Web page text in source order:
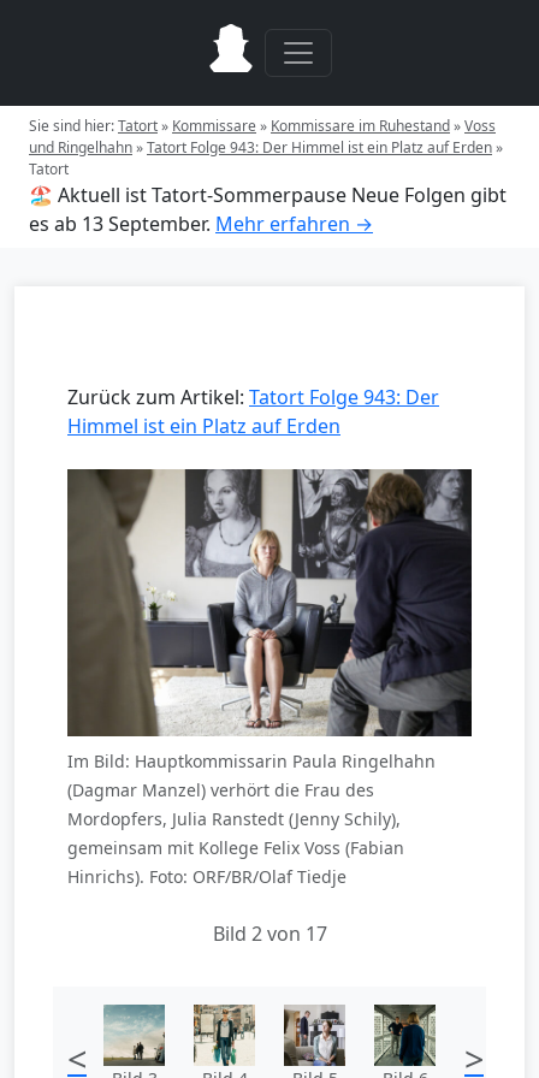
Sie sind hier:Tatort» Kommissare» Kommissare im Ruhestand»Voss
und Ringelhahn»Tatort Folge 943: Der Himmel ist ein Platz auf Erden»
Tatort
🏖️ Aktuell ist Tatort-Sommerpause Neue Folgen gibt
es ab 13 September. Mehr erfahren →
Zurück zum Artikel: Tatort Folge 943: Der
Himmel ist ein Platz auf Erden
Im Bild: Hauptkommissarin Paula Ringelhahn
(Dagmar Manzel) verhört die Frau des
Mordopfers, Julia Ranstedt (Jenny Schily),
gemeinsam mit Kollege Felix Voss (Fabian
Hinrichs). Foto: ORF/BR/Olaf Tiedje
Bild 2 von 17
< >